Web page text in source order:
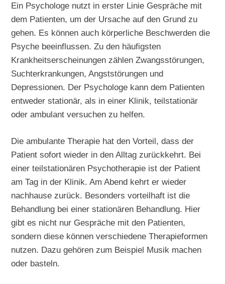
Ein Psychologe nutzt in erster Linie Gespräche mit
dem Patienten, um der Ursache auf den Grund zu
gehen. Es können auch körperliche Beschwerden die
Psyche beeinflussen. Zu den häufigsten
Krankheitserscheinungen zählen Zwangsstörungen,
Suchterkrankungen, Angststörungen und
Depressionen. Der Psychologe kann dem Patienten
entweder stationär, als in einer Klinik, teilstationär
oder ambulant versuchen zu helfen.
Die ambulante Therapie hat den Vorteil, dass der
Patient sofort wieder in den Alltag zurückkehrt. Bei
einer teilstationären Psychotherapie ist der Patient
am Tag in der Klinik. Am Abend kehrt er wieder
nachhause zurück. Besonders vorteilhaft ist die
Behandlung bei einer stationären Behandlung. Hier
gibt es nicht nur Gespräche mit den Patienten,
sondern diese können verschiedene Therapieformen
nutzen. Dazu gehören zum Beispiel Musik machen
oder basteln.